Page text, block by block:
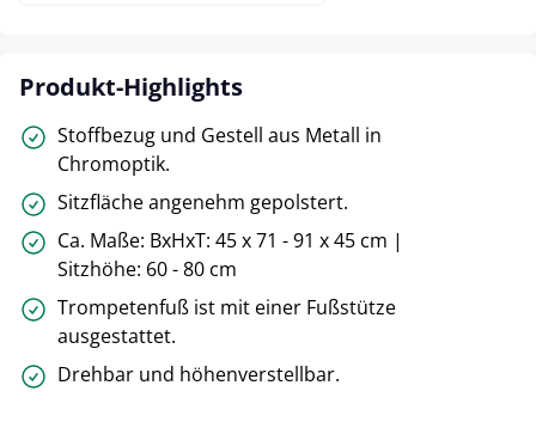
Produkt-Highlights
Stoffbezug und Gestell aus Metall in
Chromoptik.
Sitzfläche angenehm gepolstert.
Ca. Maße: BxHxT: 45 x 71 - 91 x 45 cm |
Sitzhöhe: 60 - 80 cm
Trompetenfuß ist mit einer Fußstütze
ausgestattet.
Drehbar und höhenverstellbar.